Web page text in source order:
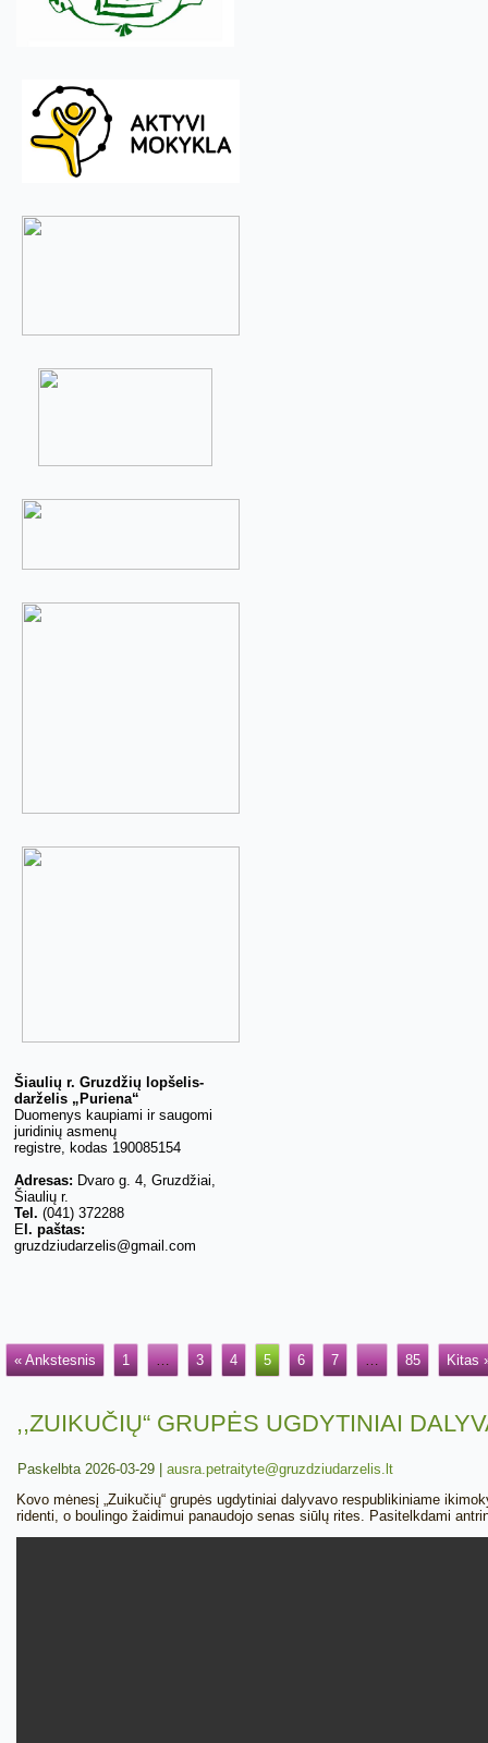
Šiaulių r. Gruzdžių lopšelis-
darželis „Puriena“
Duomenys kaupiami ir saugomi
juridinių asmenų
registre, kodas 190085154
Adresas: Dvaro g. 4, Gruzdžiai,
Šiaulių r.
Tel. (041) 372288
E l. paštas:
gruzdziudarzelis@gmail.com
« Ankstesnis 1 … 3 4 5 6 7 … 85 Kitas
,,ZUIKUČIŲ“ GRUPĖS UGDYTINIAI
Paskelbta 2026-03-29
ausra.petraityte@gruzdziudarzelis.lt
Kovo mėnesį „Zuikučių“ grupės ugdytiniai dalyvavo respublikiniame
ridenti, o boulingo žaidimui panaudojo senas siūlų rites. Pasitelkdami